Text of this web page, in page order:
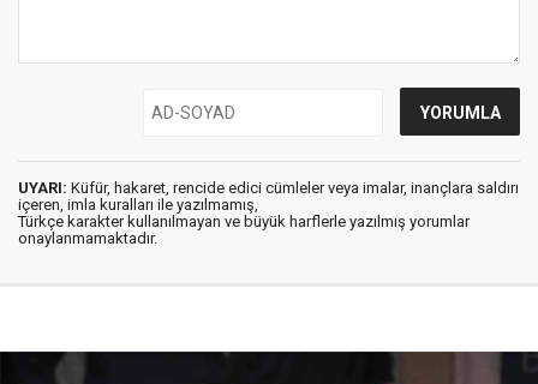
UYARI: Küfür, hakaret, rencide edici cümleler veya imalar, inançlara saldırı
içeren, imla kuralları ile yazılmamış,
Türkçe karakter kullanılmayan ve büyük harflerle yazılmış yorumlar
onaylanmamaktadır.